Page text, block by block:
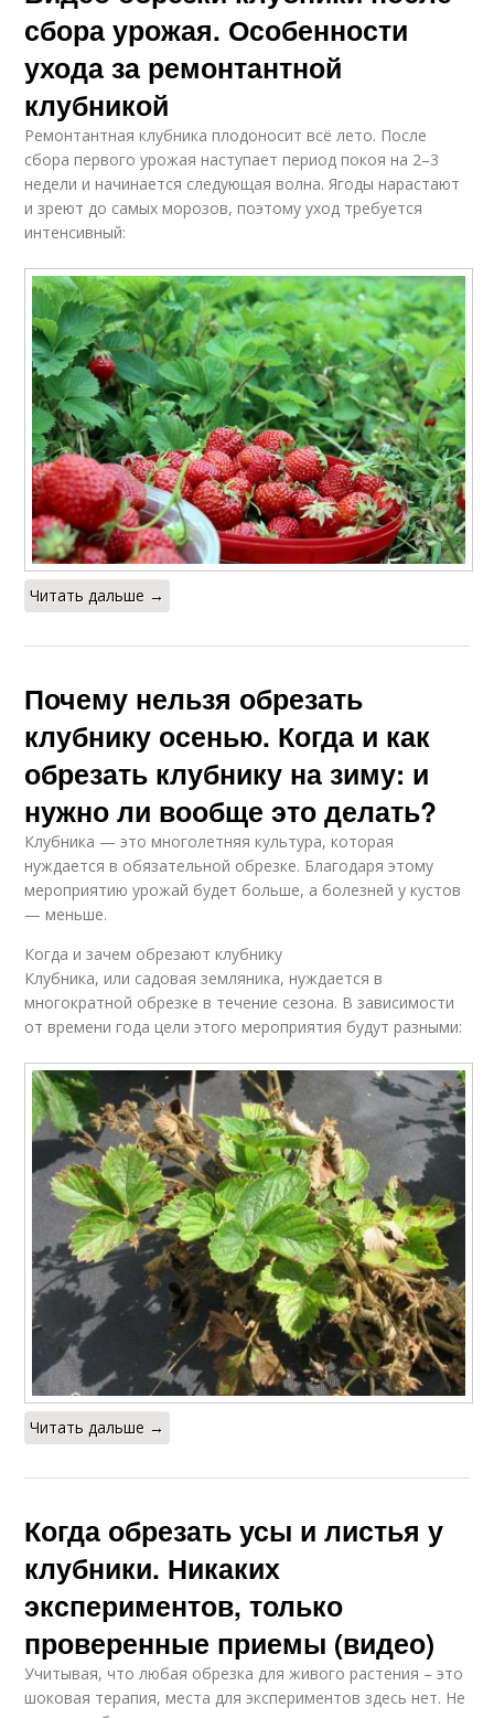
сбора урожая. Особенности
ухода за ремонтантной
клубникой
Ремонтантная клубника плодоносит всё лето. После
сбора первого урожая наступает период покоя на 2–3
недели и начинается следующая волна. Ягоды нарастают
и зреют до самых морозов, поэтому уход требуется
интенсивный:
Читать дальше →
Почему нельзя обрезать
клубнику осенью. Когда и как
обрезать клубнику на зиму: и
нужно ли вообще это делать?
Клубника — это многолетняя культура, которая
нуждается в обязательной обрезке. Благодаря этому
мероприятию урожай будет больше, а болезней у кустов
— меньше.
Когда и зачем обрезают клубнику
Клубника, или садовая земляника, нуждается в
многократной обрезке в течение сезона. В зависимости
от времени года цели этого мероприятия будут разными:
Читать дальше →
Когда обрезать усы и листья у
клубники. Никаких
экспериментов, только
проверенные приемы (видео)
Учитывая, что любая обрезка для живого растения – это
шоковая терапия, места для экспериментов здесь нет. Не